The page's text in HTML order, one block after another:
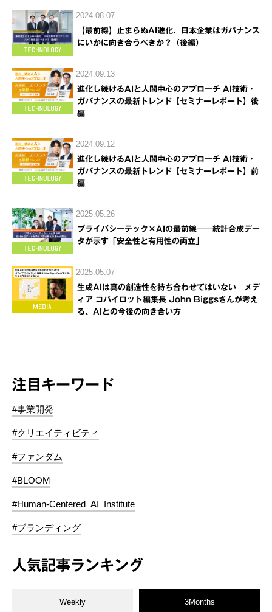
2024.08.07
【最前線】止まらぬAI進化、日本企業はガバナンス
にいかに向き合うべきか？（後編）
2024.09.13
進化し続けるAIと人間中心のアプローチ AI技術・
ガバナンスの最新トレンド【セミナーレポート】後
編
2024.09.12
進化し続けるAIと人間中心のアプローチ AI技術・
ガバナンスの最新トレンド【セミナーレポート】前
編
2025.05.26
プライバシーテック×AIの最前線──統計合成デー
タが示す「安全性と有用性の両立」
2025.05.07
生成AIは真の創造性を持ち合わせてはいない メデ
ィア コパイロット編集長 John Biggsさんが考え
る、AIとの今後の向き合い方
注目キーワード
#事業開発
#クリエイティビティ
#ファンダム
#BLOOM
#Human-Centered_AI_Institute
#ブランディング
人気記事ランキング
Weekly 3Months